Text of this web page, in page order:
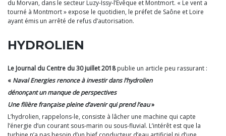
du Morvan, dans le secteur Luzy-Issy-l’Evêque et Montmort. « Le vent a
tourné à Montmort » expose le quotidien, le préfet de Saône et Loire
ayant émis un arrêté de refus d’autorisation.
HYDROLIEN
Le Journal du Centre du 30 juillet 2018publie un article peu rassurant :
« Naval Energies renonce à investir dans l’hydrolien
dénonçant un manque de perspectives
Une filière française pleine d’avenir qui prend l’eau»
L’hydrolien, rappelons-le, consiste à lâcher une machine qui capte
l’énergie d’un courant sous-marin ou sous-fluvial. L’intérêt est que la